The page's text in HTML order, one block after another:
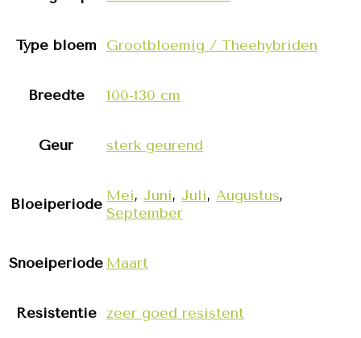
Type bloem Grootbloemig / Theehybriden
Breedte 100-130 cm
Geur sterk geurend
Bloeiperiode Mei, Juni, Juli, Augustus,
September
Snoeiperiode Maart
Resistentie zeer goed resistent